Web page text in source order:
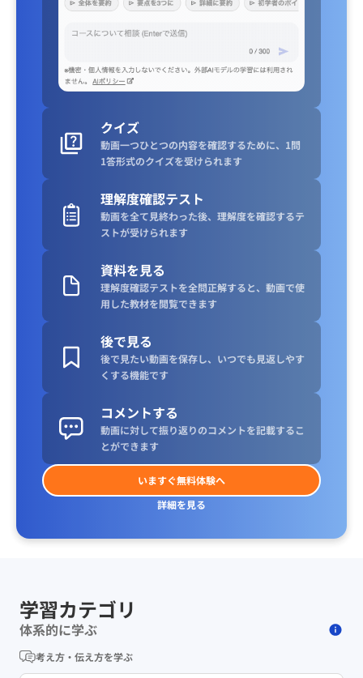
クイズ
動画一つひとつの内容を確認するために、1問
1答形式のクイズを受けられます
理解度確認テスト
動画を全て見終わった後、理解度を確認するテ
ストが受けられます
資料を見る
理解度確認テストを全問正解すると、動画で使
用した教材を閲覧できます
後で見る
後で見たい動画を保存し、いつでも見返しやす
くする機能です
コメントする
動画に対して振り返りのコメントを記載するこ
とができます
いますぐ無料体験へ
詳細を見る
学習カテゴリ
体系的に学ぶ
考え方・伝え方を学ぶ